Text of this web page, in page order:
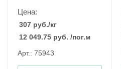
Цена:
307 руб./кг
12 049.75 руб. /пог.м
Арт.: 75943